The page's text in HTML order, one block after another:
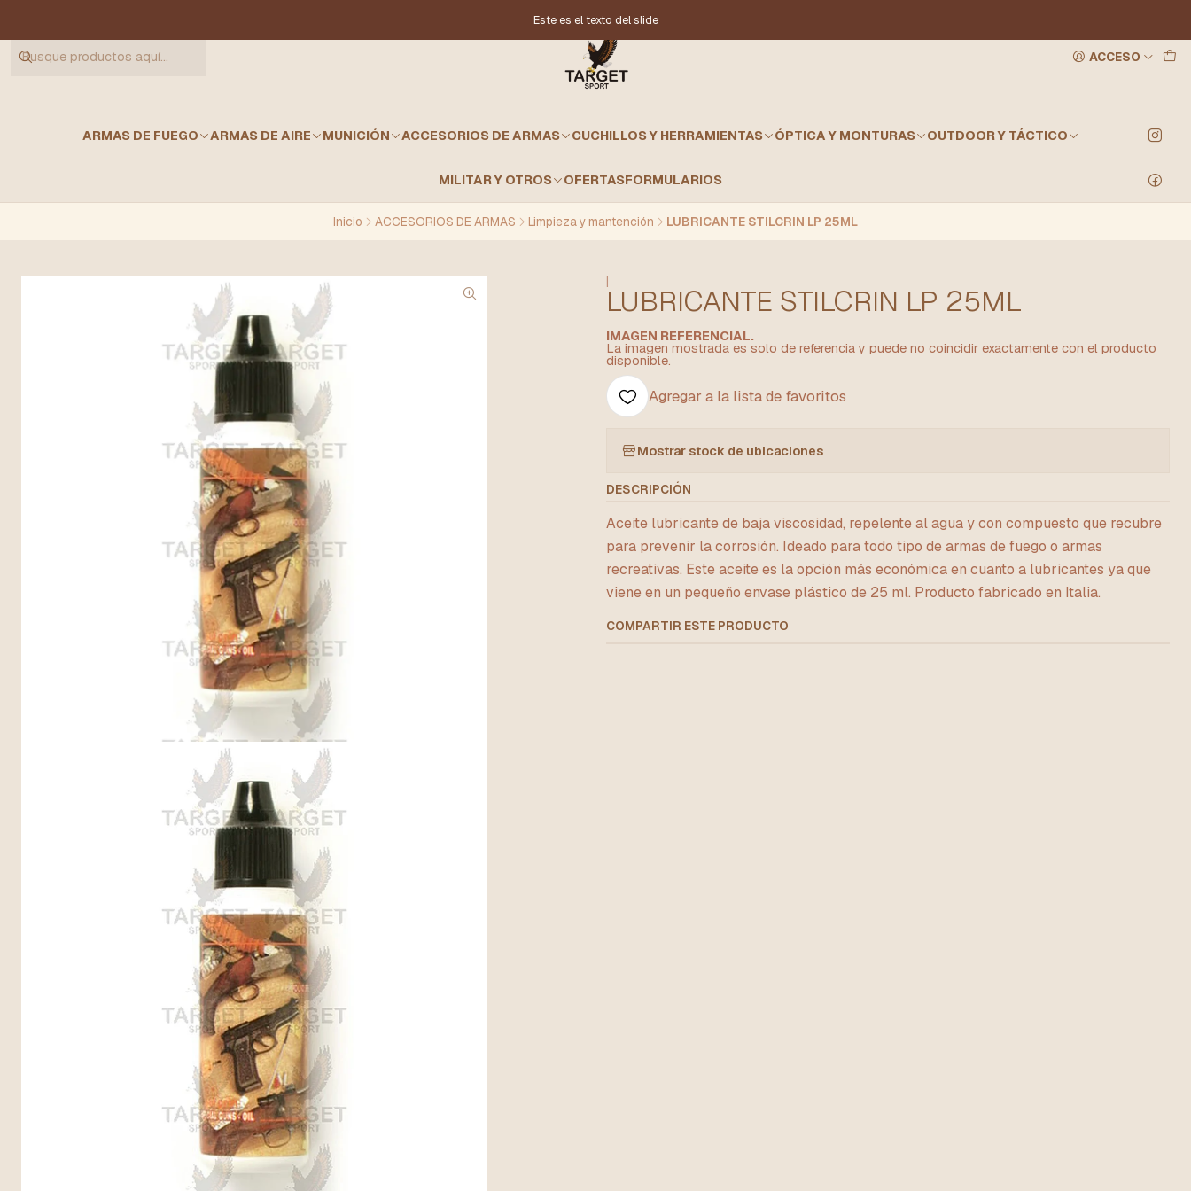
ACCESO
ARMAS DE FUEGO ARMAS DE AIRE MUNICIÓN ACCESORIOS DE ARMAS CUCHILLOS Y HERRAMIENTAS ÓPTICA Y MONTURAS OUTDOOR Y TÁCTICO
MILITAR Y OTROS OFERTASFORMULARIOS
Este es el texto del slide
Inicio ACCESORIOS DE ARMAS Limpieza y mantención LUBRICANTE STILCRIN LP 25ML
|
LUBRICANTE STILCRIN LP 25ML
IMAGEN REFERENCIAL.
La imagen mostrada es solo de referencia y puede no coincidir exactamente con el producto
disponible.
Agregar a la lista de favoritos
Mostrar stock de ubicaciones
DESCRIPCIÓN
Aceite lubricante de baja viscosidad, repelente al agua y con compuesto que recubre
para prevenir la corrosión. Ideado para todo tipo de armas de fuego o armas
recreativas. Este aceite es la opción más económica en cuanto a lubricantes ya que
viene en un pequeño envase plástico de 25 ml. Producto fabricado en Italia.
COMPARTIR ESTE PRODUCTO